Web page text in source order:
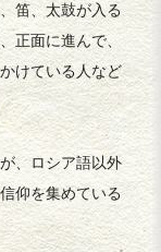
笛、太鼓が入る
正面に進んで、
けている人など
、ロシア語以外
仰を集めている